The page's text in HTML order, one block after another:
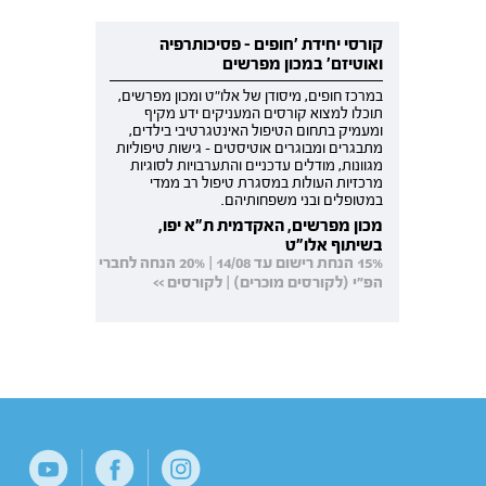
קורסי יחידת 'חופים - פסיכותרפיה
ואוטיזם' במכון מפרשים
במרכז חופים, מיסודן של אלו"ט ומכון מפרשים,
תוכלו למצוא קורסים המעניקים ידע מקיף
ומעמיק בתחום הטיפול האינטגרטיבי בילדים,
מתבגרים ומבוגרים אוטיסטים - גישות טיפוליות
מגוונות, מודלים עדכניים והתערבויות לסוגיות
מרכזיות העולות במסגרת טיפול רב ממדי
במטופלים ובני משפחותיהם.
מכון מפרשים, האקדמית ת"א יפו,
בשיתוף אלו"ט
15% הנחת רישום עד 14/08 | 20% הנחה לחברי
הפ"י (לקורסים מוכרים) | לקורסים >>